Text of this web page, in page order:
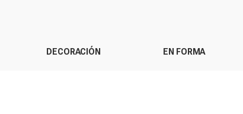
DECORACIÓN EN FORMA